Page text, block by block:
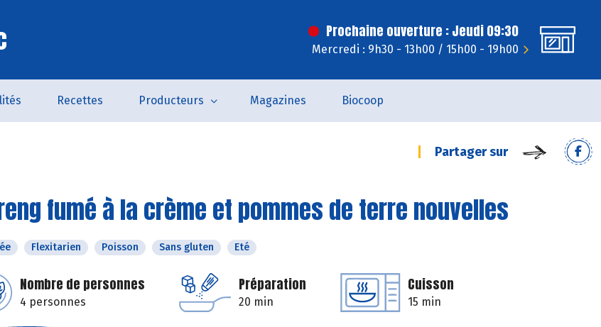
Prochaine ouverture : Jeudi 09:30
Mercredi : 9h30 - 13h00 / 15h00 - 19h00
Recettes Producteurs Magazines Biocoop
Partager sur
fumé à la crème et pommes de terre nouvelles
Flexitarien Poisson Sans gluten Eté
Nombre de personnes
4 personnes
Préparation
20 min
Cuisson
15 min